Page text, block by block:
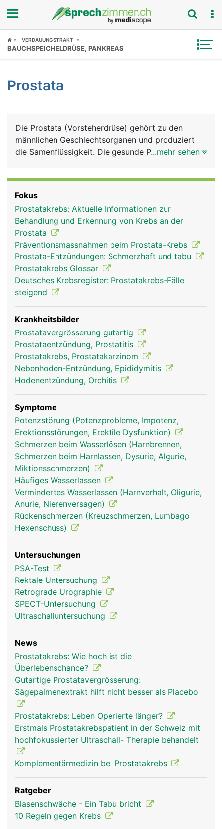
Fokus
Symptome
News
Rubriken
VERDAUUNGSTRAKT
BAUCHSPEICHELDRÜSE, PANKREAS
Prostata
Die Prostata (Vorsteherdrüse) gehört zu den
männlichen Geschlechtsorganen und produziert
die Samenflüssigkeit. Die gesunde Prostata hat die
über den Anus ertastet werden kann. Die von der
Harnblase abgehende Harnröhre verläuft durch die
Mitte der Prostata. Hier tritt beim Samenerguss
(Ejakulation) die in der Prostata gebildete
Samenflüssigkeit in die Harnröhre über. Sie enthält
verschiedene Enzyme, die für eine Befruchtung der
weiblichen Eizelle benötigt werden. Mit
zunehmenden Alter vergrössert sich die Prostata.
...mehr sehen
Fokus
Prostatakrebs: Aktuelle Informationen zur
Behandlung und Erkennung von Krebs an der
Prostata
Präventionsmassnahmen beim Prostata-Krebs
Prostata-Entzündungen: Schmerzhaft und tabu
Prostatakrebs Glossar
Deutsches Krebsregister: Prostatakrebs-Fälle
steigend
Krankheitsbilder
Prostatavergrösserung gutartig
Prostataentzündung, Prostatitis
Prostatakrebs, Prostatakarzinom
Nebenhoden-Entzündung, Epididymitis
Hodenentzündung, Orchitis
Symptome
Potenzstörung (Potenzprobleme, Impotenz,
Erektionsstörungen, Erektile Dysfunktion)
Schmerzen beim Wasserlösen (Harnbrennen,
Schmerzen beim Harnlassen, Dysurie, Algurie,
Miktionsschmerzen)
Häufiges Wasserlassen
Vermindertes Wasserlassen (Harnverhalt, Oligurie,
Anurie, Nierenversagen)
Rückenschmerzen (Kreuzschmerzen, Lumbago
Hexenschuss)
Untersuchungen
PSA-Test
Rektale Untersuchung
Retrograde Urographie
SPECT-Untersuchung
Ultraschalluntersuchung
News
Prostatakrebs: Wie hoch ist die
Überlebenschance?
Gutartige Prostatavergrösserung:
Sägepalmenextrakt hilft nicht besser als Placebo
Prostatakrebs: Leben Operierte länger?
Erstmals Prostatakrebspatient in der Schweiz mit
hochfokussierter Ultraschall- Therapie behandelt
Komplementärmedizin bei Prostatakrebs
Ratgeber
Blasenschwäche - Ein Tabu bricht
10 Regeln gegen Krebs